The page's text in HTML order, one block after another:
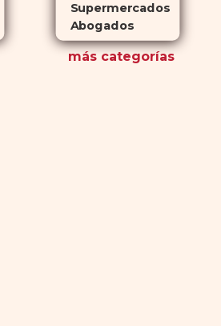
Supermercados
Abogados
más categorías